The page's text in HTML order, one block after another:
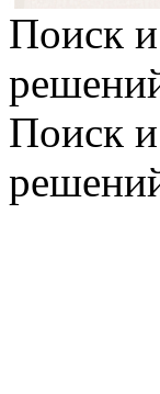
Поиск
Поиск